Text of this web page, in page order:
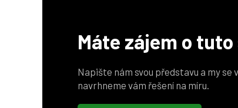
Máte zájem o
Napište nám svou představu a my se
navrhneme vám řešení na míru.